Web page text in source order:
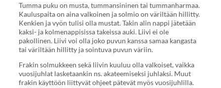
Tumma puku on musta, tummansininen tai tummanharmaa.
Kauluspaita on aina valkoinen ja solmio on väriltään hillitty.
Kenkien ja vyön tulisi olla mustat. Takin alin nappi jätetään
kaksi- ja kolmenappisissa takeissa auki. Liivi ei ole
pakollinen. Liivi voi olla joko puvun kanssa samaa kangasta
tai väriltään hillitty ja sointuva puvun väriin.
Frakin solmukkeen sekä liivin kuuluu olla valkoiset, vaikka
vuosijuhlat lasketaankin ns. akateemiseksi juhlaksi. Muut
frakin käyttöön liittyvät ohjeet pätevät myös vuosijuhlilla.